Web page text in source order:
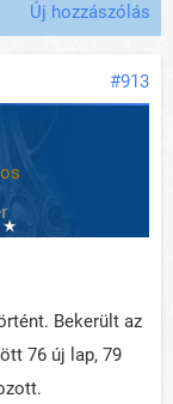
Új hozzászólás
#913
Bekerült az
76 új lap, 79